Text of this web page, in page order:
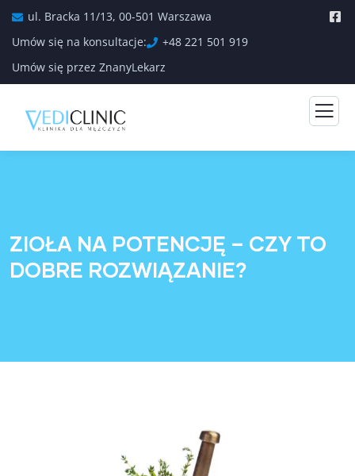
ul. Bracka 11/13, 00-501 Warszawa
Umów się na konsultacje:
+48 221 501 919
Umów się przez ZnanyLekarz
ZIOŁA NA POTENCJĘ – CZY TO
DOBRE ROZWIĄZANIE?